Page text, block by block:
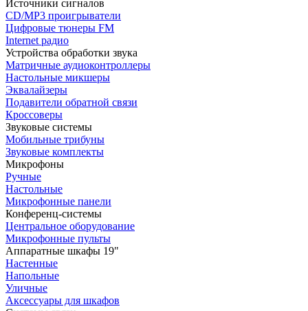
Источники сигналов
CD/MP3 проигрыватели
Цифровые тюнеры FM
Internet радио
Устройства обработки звука
Матричные аудиоконтроллеры
Настольные микшеры
Эквалайзеры
Подавители обратной связи
Кроссоверы
Звуковые системы
Мобильные трибуны
Звуковые комплекты
Микрофоны
Ручные
Настольные
Микрофонные панели
Конференц-системы
Центральное оборудование
Микрофонные пульты
Аппаратные шкафы 19"
Настенные
Напольные
Уличные
Аксессуары для шкафов